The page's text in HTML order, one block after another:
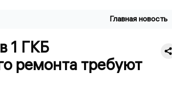
Главная новость
1 ГКБ
ремонта требуют